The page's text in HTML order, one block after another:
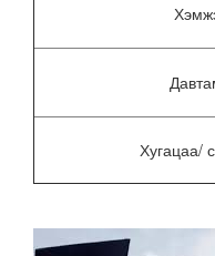
Хугацаа/